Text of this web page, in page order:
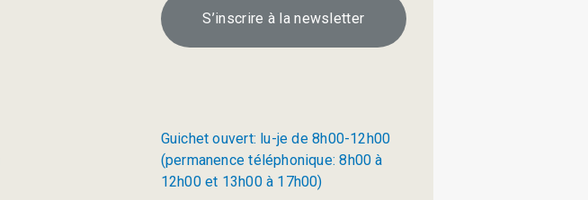
S’inscrire à la newsletter
Guichet ouvert: lu-je de 8h00-12h00
(permanence téléphonique: 8h00 à
12h00 et 13h00 à 17h00)